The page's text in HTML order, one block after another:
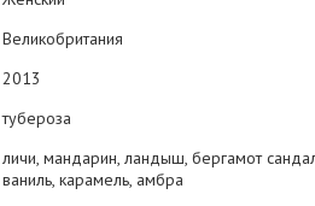
Великобритания
2013
тубероза
личи, мандарин, ландыш, бергамот
ваниль, карамель, амбра